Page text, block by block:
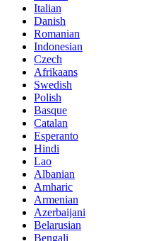
Italian
Danish
Romanian
Indonesian
Czech
Afrikaans
Swedish
Polish
Basque
Catalan
Esperanto
Hindi
Lao
Albanian
Amharic
Armenian
Azerbaijani
Belarusian
Bengali